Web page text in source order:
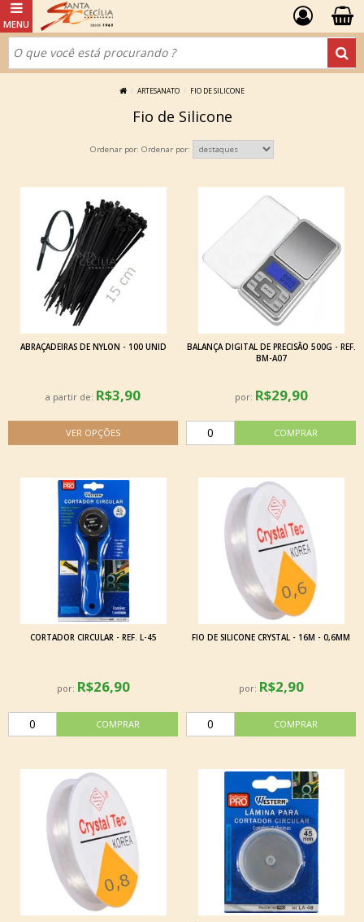
ARTESANATO FIO DE SILICONE
Fio de Silicone
Ordenar por:
ABRAÇADEIRAS DE NYLON - 100 UNID
a partir de: R$3,90
BALANÇA DIGITAL DE PRECISÃO 500G - REF.
BM-A07
por: R$29,90
CORTADOR CIRCULAR - REF. L-45
por: R$26,90
FIO DE SILICONE CRYSTAL - 16M - 0,6MM
por: R$2,90